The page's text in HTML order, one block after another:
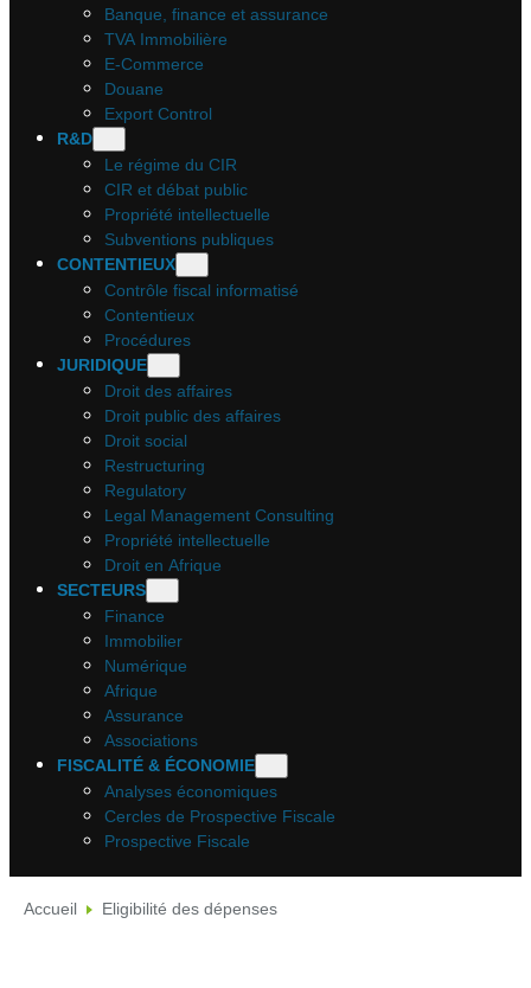
Banque, finance et assurance
TVA Immobilière
E-Commerce
Douane
Export Control
R&D
Le régime du CIR
CIR et débat public
Propriété intellectuelle
Subventions publiques
CONTENTIEUX
Contrôle fiscal informatisé
Contentieux
Procédures
JURIDIQUE
Droit des affaires
Droit public des affaires
Droit social
Restructuring
Regulatory
Legal Management Consulting
Propriété intellectuelle
Droit en Afrique
SECTEURS
Finance
Immobilier
Numérique
Afrique
Assurance
Associations
FISCALITÉ & ÉCONOMIE
Analyses économiques
Cercles de Prospective Fiscale
Prospective Fiscale
Accueil Eligibilité des dépenses